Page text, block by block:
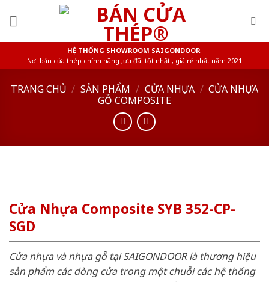
HỆ THỐNG SHOWROOM SAIGONDOOR
Nơi bán cửa thép chính hãng ,ưu đãi tốt nhất , giá rẻ nhất năm 2021
TRANG CHỦ / SẢN PHẨM / CỬA NHỰA / CỬA NHỰA
GỖ COMPOSITE
Cửa Nhựa Composite SYB 352-CP-
SGD
Cửa nhựa và nhựa gỗ tại SAIGONDOOR là thương hiệu
sản phẩm các dòng cửa trong một chuỗi các hệ thống